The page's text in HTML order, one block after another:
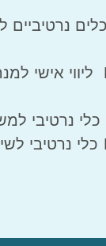
נרטיביים
ליווי אישי
כלי נרטיבי
כלי נרטיבי